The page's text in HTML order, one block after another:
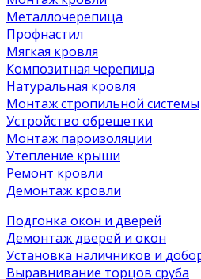
Металлочерепица
Профнастил
Мягкая кровля
Композитная черепица
Натуральная кровля
Монтаж стропильной системы
Устройство обрешетки
Монтаж пароизоляции
Утепление крыши
Ремонт кровли
Демонтаж кровли
Подгонка окон и дверей
Демонтаж дверей и окон
Установка наличников и
Выравнивание торцов сруба